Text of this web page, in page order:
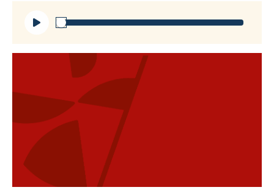
Lecteur
audio